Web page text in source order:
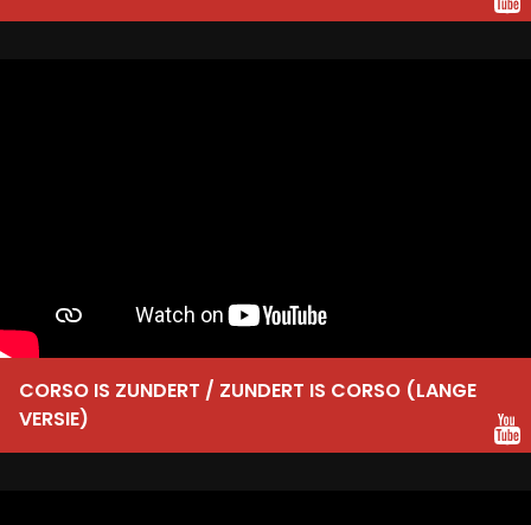
CORSO IS ZUNDERT / ZUNDERT IS CORSO (LANGE
VERSIE)